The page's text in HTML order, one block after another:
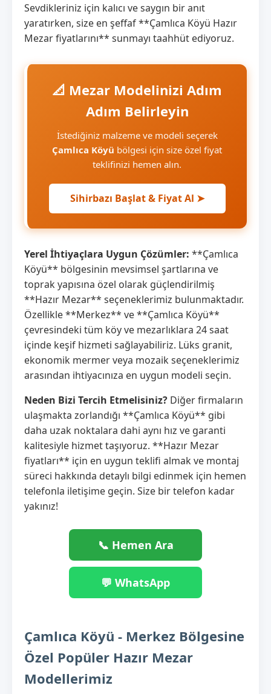
Sevdikleriniz için kalıcı ve saygın bir anıt
yaratırken, size en şeffaf **Çamlıca Köyü Hazır
Mezar fiyatlarını** sunmayı taahhüt ediyoruz.
📐 Mezar Modelinizi Adım
Adım Belirleyin
İstediğiniz malzeme ve modeli seçerek
Çamlıca Köyü bölgesi için size özel fiyat
teklifinizi hemen alın.
Sihirbazı Başlat & Fiyat Al ➤
Yerel İhtiyaçlara Uygun Çözümler: **Çamlıca
Köyü** bölgesinin mevsimsel şartlarına ve
toprak yapısına özel olarak güçlendirilmiş
**Hazır Mezar** seçeneklerimiz bulunmaktadır.
Özellikle **Merkez** ve **Çamlıca Köyü**
çevresindeki tüm köy ve mezarlıklara 24 saat
içinde keşif hizmeti sağlayabiliriz. Lüks granit,
ekonomik mermer veya mozaik seçeneklerimiz
arasından ihtiyacınıza en uygun modeli seçin.
Neden Bizi Tercih Etmelisiniz? Diğer firmaların
ulaşmakta zorlandığı **Çamlıca Köyü** gibi
daha uzak noktalara dahi aynı hız ve garanti
kalitesiyle hizmet taşıyoruz. **Hazır Mezar
fiyatları** için en uygun teklifi almak ve montaj
süreci hakkında detaylı bilgi edinmek için hemen
telefonla iletişime geçin. Size bir telefon kadar
yakınız!
📞 Hemen Ara
💬 WhatsApp
Çamlıca Köyü - Merkez Bölgesine
Özel Popüler Hazır Mezar
Modellerimiz